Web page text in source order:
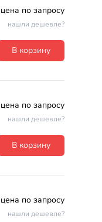
цена по запросу
нашли дешевле?
В корзину
цена по запросу
нашли дешевле?
В корзину
цена по запросу
нашли дешевле?